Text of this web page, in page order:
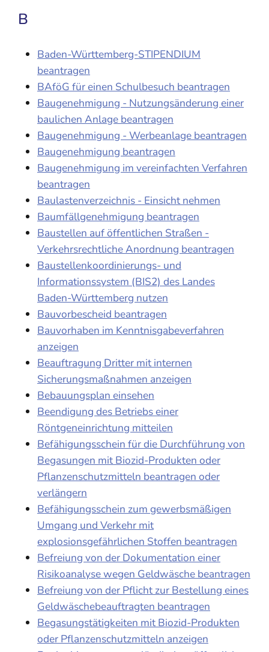
B
Baden-Württemberg-STIPENDIUM
beantragen
BAföG für einen Schulbesuch beantragen
Baugenehmigung - Nutzungsänderung einer
baulichen Anlage beantragen
Baugenehmigung - Werbeanlage beantragen
Baugenehmigung beantragen
Baugenehmigung im vereinfachten Verfahren
beantragen
Baulastenverzeichnis - Einsicht nehmen
Baumfällgenehmigung beantragen
Baustellen auf öffentlichen Straßen -
Verkehrsrechtliche Anordnung beantragen
Baustellenkoordinierungs- und
Informationssystem (BIS2) des Landes
Baden-Württemberg nutzen
Bauvorbescheid beantragen
Bauvorhaben im Kenntnisgabeverfahren
anzeigen
Beauftragung Dritter mit internen
Sicherungsmaßnahmen anzeigen
Bebauungsplan einsehen
Beendigung des Betriebs einer
Röntgeneinrichtung mitteilen
Befähigungsschein für die Durchführung von
Begasungen mit Biozid-Produkten oder
Pflanzenschutzmitteln beantragen oder
verlängern
Befähigungsschein zum gewerbsmäßigen
Umgang und Verkehr mit
explosionsgefährlichen Stoffen beantragen
Befreiung von der Dokumentation einer
Risikoanalyse wegen Geldwäsche beantragen
Befreiung von der Pflicht zur Bestellung eines
Geldwäschebeauftragten beantragen
Begasungstätigkeiten mit Biozid-Produkten
oder Pflanzenschutzmitteln anzeigen